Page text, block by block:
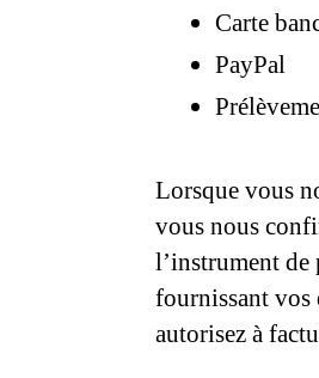
Carte
PayPal
Lorsque vous
vous nous
l’instrument de
fournissant vos
autorisez à